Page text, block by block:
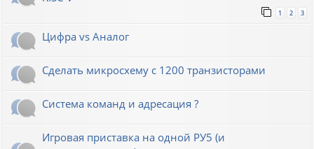
1 2 3
Цифра vs Аналог
Сделать микросхему с 1200 транзисторами
Система команд и адресация ?
Игровая приставка на одной РУ5 (и